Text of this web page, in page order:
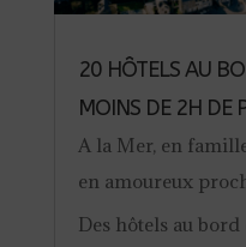
20 HÔTELS AU
MOINS DE 2H DE
A la Mer, en
en amoureux
Des hôtels au